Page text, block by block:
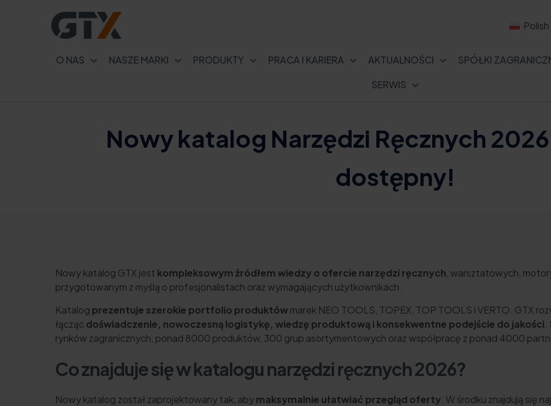
Polish
O NAS NASZE MARKI PRODUKTY PRACA I KARIERA AKTUALNOŚCI SPÓŁKI
SERWIS
Nowy katalog Narzędzi Ręcznych 2026
dostępny!
Nowy katalog GTX jest kompleksowym źródłem wiedzy o ofercie narzędzi ręcznych , warsztatowych,
przygotowanym z myślą o profesjonalistach oraz wymagających użytkownikach.
Katalog prezentuje szerokie portfolio produktówmarek NEO TOOLS, TOPEX, TOP TOOLS i VERTO. GTX
łącząc doświadczenie, nowoczesną logistykę, wiedzę produktową i konsekwentne podejście do jakości
rynków zagranicznych, ponad 8000 produktów, 300 grup asortymentowych oraz współpracę z ponad 4000
Co znajduje się w katalogu narzędzi ręcznych 2026?
Nowy katalog został zaprojektowany tak, abymaksymalnie ułatwiać przegląd oferty . W środku znajdują się